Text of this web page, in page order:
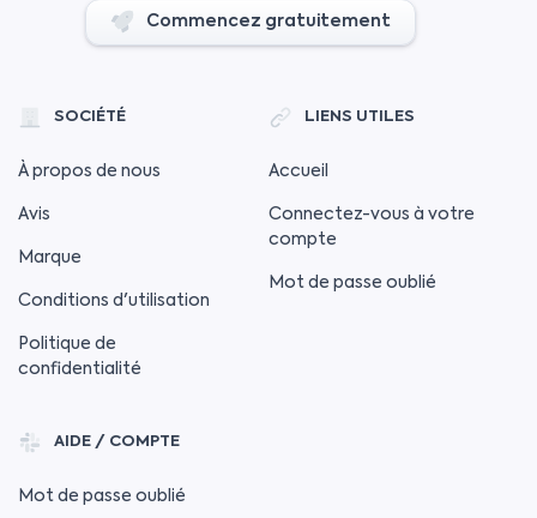
Commencez gratuitement
SOCIÉTÉ
À propos de nous
Avis
Marque
Conditions d'utilisation
Politique de
confidentialité
LIENS UTILES
Accueil
Connectez-vous à votre
compte
Mot de passe oublié
AIDE / COMPTE
Mot de passe oublié